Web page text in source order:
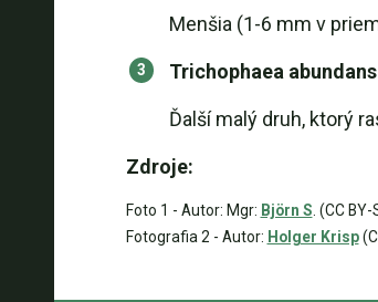
Menšia (1-6 mm v
Trichophaea abundans
Ďalší malý druh, ktorý
Zdroje:
Foto 1 - Autor: Mgr: Björn S . (CC
Fotografia 2 - Autor: Holger Krisp